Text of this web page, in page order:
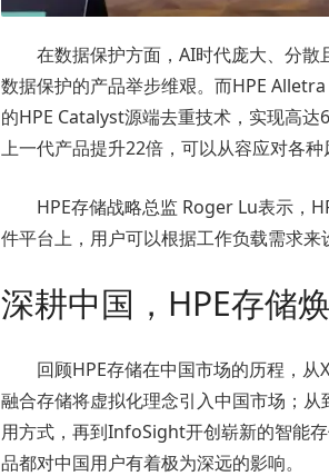
在数据保护方面，AI时代庞大、分
数据保护的产品举步维艰。而HPE
的HPE Catalyst源端去重技术，实现高
上一代产品提升22倍，可以从容应对各种
HPE存储战略总监 Roger Lu表示，
件平台上，用户可以根据工作负载需求来
深耕中国，HPE存储
回顾HPE存储在中国市场的历程，
融合存储将虚拟化理念引入中国市场；
用方式，再到InfoSight开创崭新的智能
品都对中国用户有着极为深远的影响。